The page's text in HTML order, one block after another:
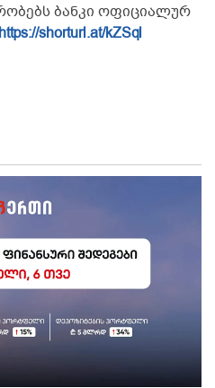
ბანკი ოფიციალურ
https://shorturl.at/kZSql